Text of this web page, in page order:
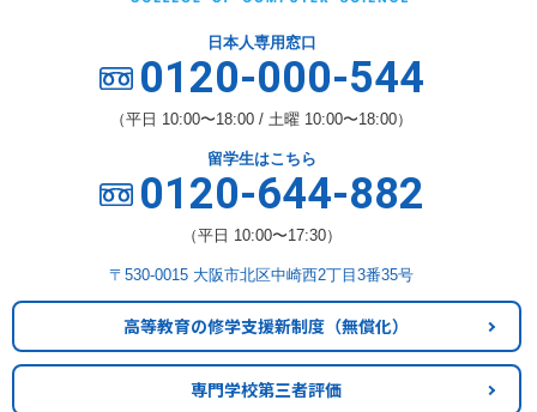
日本人専用窓口
0120-000-544
（平日 10:00〜18:00 / 土曜 10:00〜18:00）
留学生はこちら
0120-644-882
（平日 10:00〜17:30）
〒530-0015 大阪市北区中崎西2丁目3番35号
高等教育の修学支援新制度 （無償化）
専門学校第三者評価